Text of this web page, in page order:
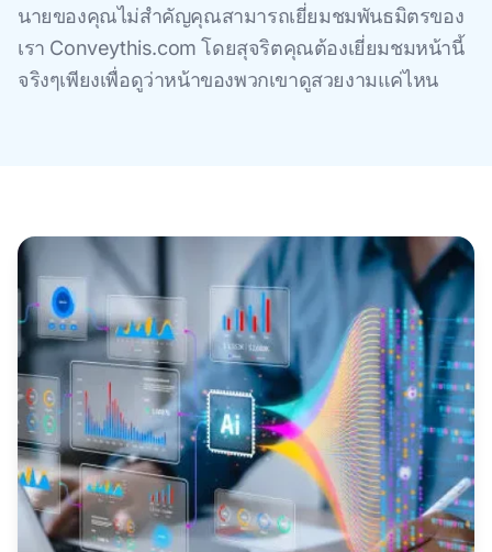
นายของคุณไม่สําคัญคุณสามารถเยี่ยมชมพันธมิตรของ
เรา Conveythis.com โดยสุจริตคุณต้องเยี่ยมชมหน้านี้
จริงๆเพียงเพื่อดูว่าหน้าของพวกเขาดูสวยงามแค่ไหน